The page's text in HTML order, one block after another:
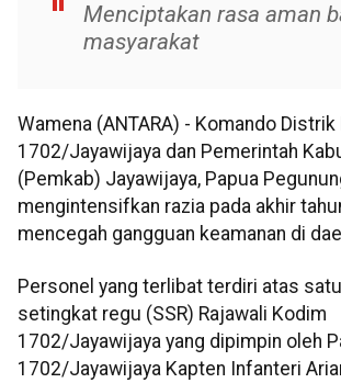
Menciptakan rasa aman
masyarakat
Wamena (ANTARA) - Komando
1702/Jayawijaya dan Pemerintah
(Pemkab) Jayawijaya, Papua
mengintensifkan razia pada akhir
mencegah gangguan keamanan di
Personel yang terlibat terdiri atas
setingkat regu (SSR) Rajawali Kodim
1702/Jayawijaya yang dipimpin oleh
1702/Jayawijaya Kapten Infanteri